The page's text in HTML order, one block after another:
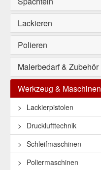
Lackieren
Polieren
Malerbedarf & Zubehör
Werkzeug & Maschinen
Lackierpistolen
Drucklufttechnik
Schleifmaschinen
Poliermaschinen